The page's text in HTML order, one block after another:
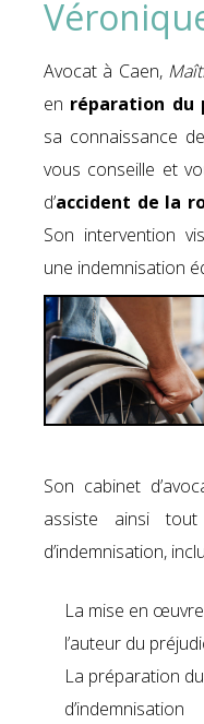
Avocat à Caen,
en réparation du
sa connaissance
vous conseille et
d’accident de la
Son intervention
une indemnisation
Son cabinet
assiste ainsi
d’indemnisation,
La mise en
l’auteur du
La préparation
d’indemnisation